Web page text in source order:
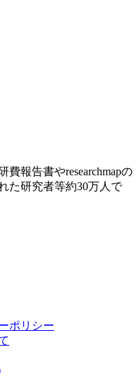
報告書やresearchmapの
た研究者等約30万人で
ポリシー